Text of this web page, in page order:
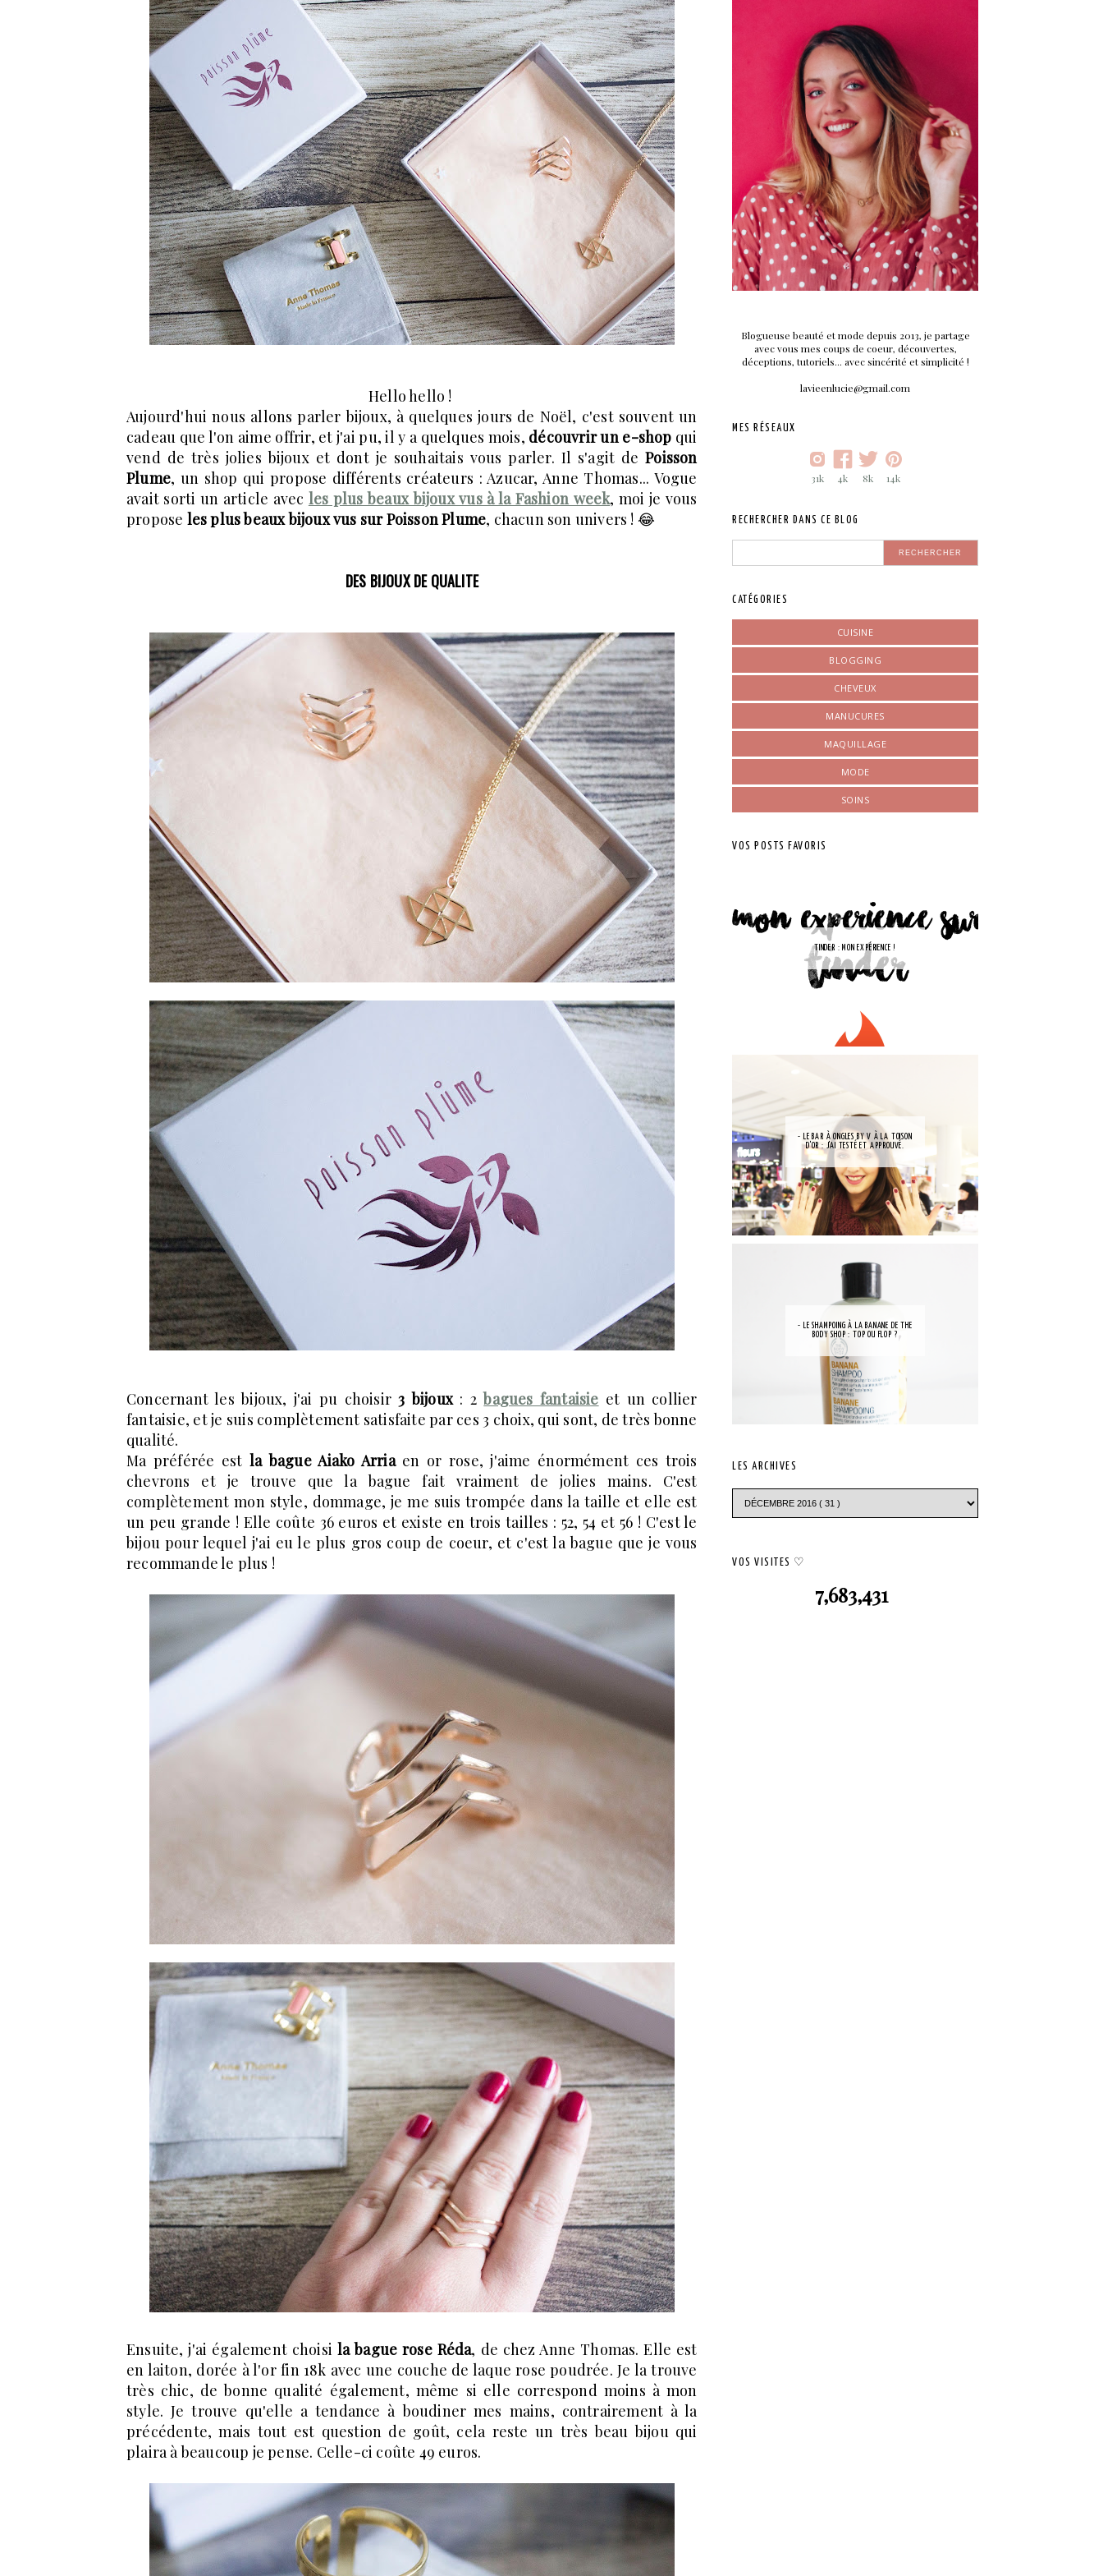
Hello hello !
Aujourd'hui nous allons parler bijoux, à quelques jours de Noël, c'est souvent un
cadeau que l'on aime offrir, et j'ai pu, il y a quelques mois, découvrir un e-shop qui
vend de très jolies bijoux et dont je souhaitais vous parler. Il s'agit de Poisson
Plume, un shop qui propose différents créateurs : Azucar, Anne Thomas... Vogue
avait sorti un article avec les plus beaux bijoux vus à la Fashion week, moi je vous
propose les plus beaux bijoux vus sur Poisson Plume, chacun son univers ! 😂
DES BIJOUX DE QUALITE
Concernant les bijoux, j'ai pu choisir3 bijoux: 2bagues fantaisie et un collier
fantaisie, et je suis complètement satisfaite par ces 3 choix, qui sont, de très bonne
qualité.
Ma préférée est la bague Aiako Arriaen or rose, j'aime énormément ces trois
chevrons et je trouve que la bague fait vraiment de jolies mains. C'est
complètement mon style, dommage, je me suis trompée dans la taille et elle est
un peu grande ! Elle coûte 36 euros et existe en trois tailles : 52, 54 et 56 ! C'est le
bijou pour lequel j'ai eu le plus gros coup de coeur, et c'est la bague que je vous
recommande le plus !
Ensuite, j'ai également choisi la bague rose Réda, de chez Anne Thomas. Elle est
en laiton, dorée à l'or fin 18k avec une couche de laque rose poudrée. Je la trouve
très chic, de bonne qualité également, même si elle correspond moins à mon
style. Je trouve qu'elle a tendance à boudiner mes mains, contrairement à la
précédente, mais tout est question de goût, cela reste un très beau bijou qui
plaira à beaucoup je pense. Celle-ci coûte 49 euros.
Blogueuse beauté et mode depuis 2013, je partage
avec vous mes coups de coeur, découvertes,
déceptions, tutoriels... avec sincérité et simplicité !
lavieenlucie@gmail.com
MES RÉSEAUX
31k 4k 8k 14k
RECHERCHER DANS CE BLOG
CATÉGORIES
CUISINE
BLOGGING
CHEVEUX
MANUCURES
MAQUILLAGE
MODE
SOINS
VOS POSTS FAVORIS
TINDER : MON EXPÉRIENCE !
- LE BAR À ONGLES BY V À LA TOISON
D'OR : J'AI TESTÉ ET APPROUVÉ.
- LE SHAMPOING À LA BANANE DE THE
BODY SHOP : TOP OU FLOP ?
LES ARCHIVES
VOS VISITES ♡
7,683,431